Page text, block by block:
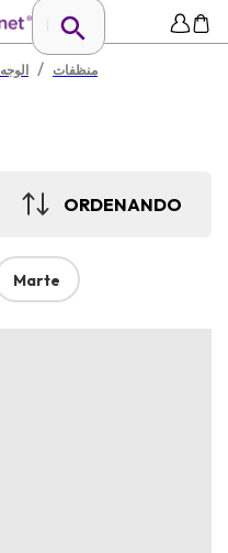
الوجه / منظفات
ORDENANDO
Marte